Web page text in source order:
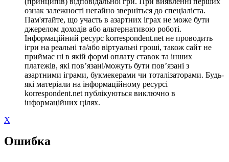
ознак залежності негайно зверніться до спеціаліста.
Пам'ятайте, що участь в азартних іграх не може бути
джерелом доходів або альтернативою роботі.
Інформаційний ресурс korrespondent.net не проводить
ігри на реальні та/або віртуальні гроші, також сайт не
приймає ні в якій формі оплату ставок та інших
платежів, які пов’язані/можуть бути пов’язані з
азартними іграми, букмекерами чи тоталізаторами. Будь-
які матеріали на інформаційному ресурсі
korrespondent.net публікуються виключно в
інформаційних цілях.
X
Ошибка